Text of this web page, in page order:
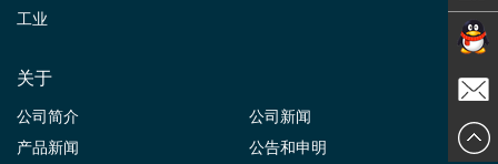
工业
关于
公司简介
公司新闻
产品新闻
公告和申明
在线交
谈
发送邮